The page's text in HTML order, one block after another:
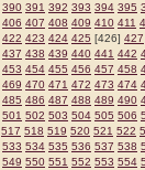
390 391 392 393 394 395
406 407 408 409 410 411
422 423 424 425 [426] 427
437 438 439 440 441 442
453 454 455 456 457 458
469 470 471 472 473 474
485 486 487 488 489 490
501 502 503 504 505 506
517 518 519 520 521 522
533 534 535 536 537 538
549 550 551 552 553 554